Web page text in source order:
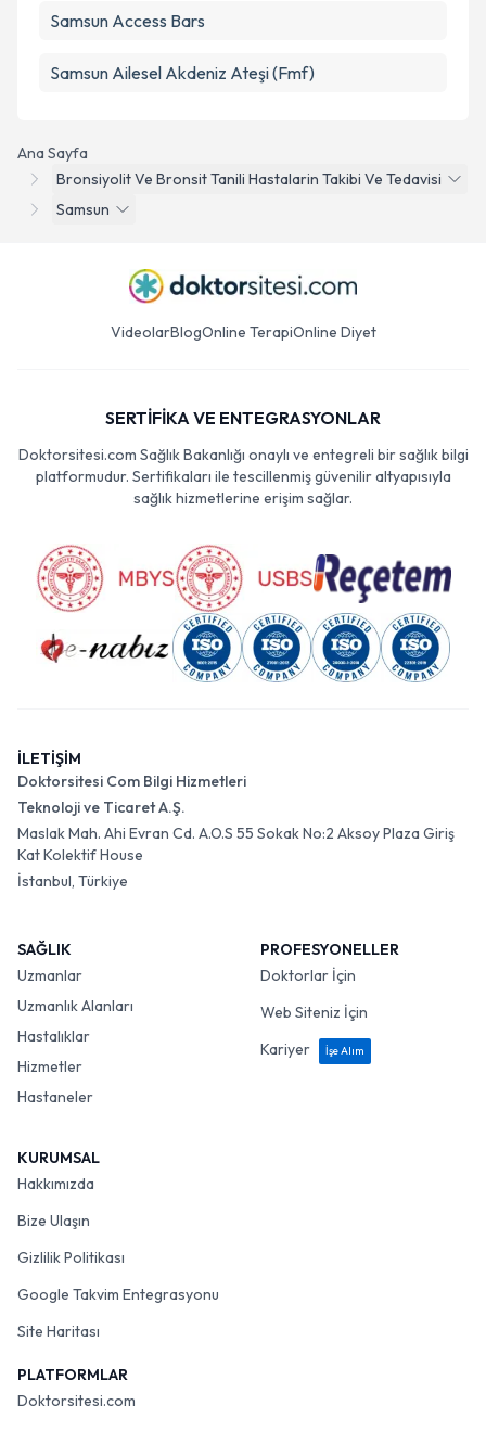
Ana Sayfa
Bronsiyolit Ve Bronsit Tanili Hastalarin Takibi Ve Tedavisi
Samsun
Samsun Access Bars
Samsun Ailesel Akdeniz Ateşi (Fmf)
VideolarBlogOnline TerapiOnline Diyet
SERTİFİKA VE ENTEGRASYONLAR
Doktorsitesi.com Sağlık Bakanlığı onaylı ve entegreli bir sağlık bilgi
platformudur. Sertifikaları ile tescillenmiş güvenilir altyapısıyla
sağlık hizmetlerine erişim sağlar.
İLETİŞİM
Doktorsitesi Com Bilgi Hizmetleri
Teknoloji ve Ticaret A.Ş.
Maslak Mah. Ahi Evran Cd. A.O.S 55 Sokak No:2 Aksoy Plaza Giriş
Kat Kolektif House
İstanbul, Türkiye
SAĞLIK
Uzmanlar
Uzmanlık Alanları
Hastalıklar
Hizmetler
Hastaneler
PROFESYONELLER
Doktorlar İçin
Web Siteniz İçin
Kariyer
İşe Alım
KURUMSAL
Hakkımızda
Bize Ulaşın
Gizlilik Politikası
Google Takvim Entegrasyonu
Site Haritası
PLATFORMLAR
Doktorsitesi.com